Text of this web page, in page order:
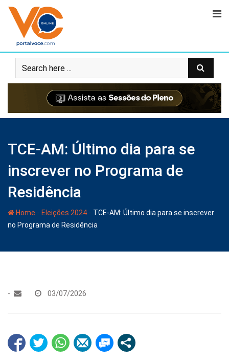
TCE-AM: Último dia para se
inscrever no Programa de
Residência
Home - Eleições 2024 - TCE-AM: Último dia para se inscrever
no Programa de Residência
- 03/07/2026